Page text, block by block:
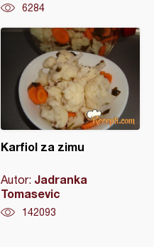
6284
Karfiol za zimu
Autor: Jadranka
Tomasevic
142093